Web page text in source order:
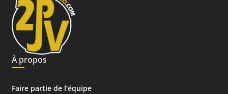
À propos
Faire partie de l’équipe